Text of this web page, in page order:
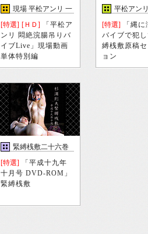
現場 平松アンリ 一
弾
[特選] [ＨＤ] 「平松ア
ンリ 悶絶浣腸吊りバ
イブLive」現場動画
単体特別編
平松アン
[特選] 「縄
バイブで犯
縛桟敷原稿
ョン
緊縛桟敷二十六巻
[特選] 「平成十九年
十月号 DVD-ROM」
緊縛桟敷